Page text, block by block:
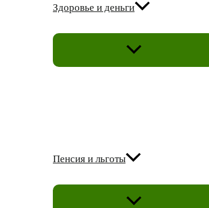
Здоровье и деньги
ПЕРЕКЛЮЧАТЕЛЬ
Пенсия и льготы
ПЕРЕКЛЮЧАТЕЛЬ